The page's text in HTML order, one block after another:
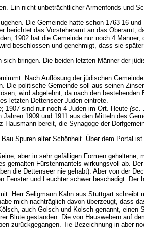
Ein nicht unbeträchtlicher Armenfonds und
Die Gemeinde hatte schon 1763 16
berichtet das Vorsteheramt an das Oberamt,
1902 hat die Gemeinde nur noch 4
beschlossen und genehmigt, dass sie
bringen. Die beiden letzten Männer der
Nach Auflösung der jüdischen
Die politische Gemeinde soll aus seinen
wird abgelehnt, da nach den
letzten Dettenseer Juden eintrete.
1907 sind nur noch 4 Juden im Ort. Heute (sc.
1909 und 1911 aus den Mitteln des
bereit, die Synagoge der
Spuren alter Schönheit. Über dem Portal
aber in sehr gefälligen Formen gehaltene,
gemalten Fürstenmantels wirkungsvoll ab.
die Dettenseer nie gehabt). Aber von der
Fenster und Leuchter schwer beschädigt. Der
Herr Seligmann Kahn aus Stuttgart
mich nachträglich davon überzeugt, dass
auch Golsch und Kolsch genannt, einen
Blüte gestanden. Die von Hauswebern auf
zurückgegangen. Tie Bezeichnung in aber